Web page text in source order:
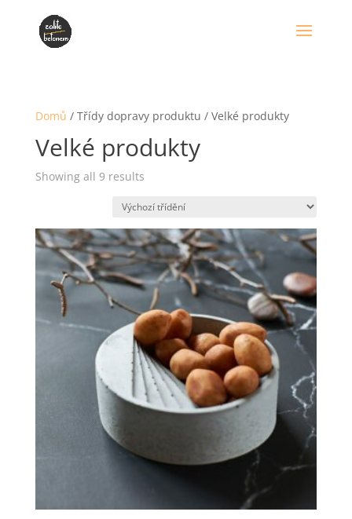
Domů / Třídy dopravy produktu / Velké produkty
Velké produkty
Showing all 9 results